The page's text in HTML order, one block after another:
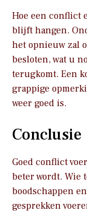
Hoe een conflict
blijft hangen.
het opnieuw zal
besloten, wat u
terugkomt. Een
grappige
weer goed is.
Conclusie
Goed conflict
beter wordt. Wie
boodschappen
gesprekken